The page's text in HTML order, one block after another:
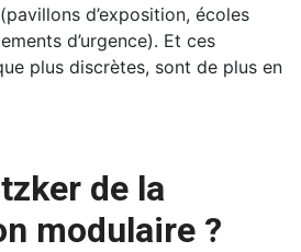
d’exposition, écoles
d’urgence). Et ces
plus discrètes, sont de plus en
de la
modulaire ?